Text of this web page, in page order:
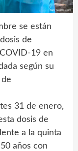
se están
de
19 en
según su
31 de enero,
dosis de
a la quinta
años con